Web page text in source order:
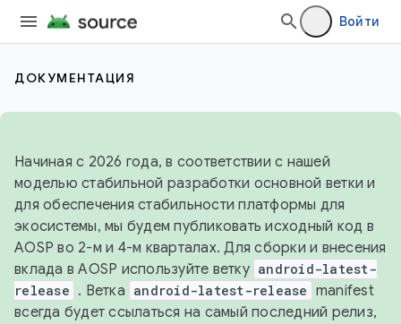
Войти
ДОКУМЕНТАЦИЯ
Начиная с 2026 года, в соответствии с нашей
моделью стабильной разработки основной ветки и
для обеспечения стабильности платформы для
экосистемы, мы будем публиковать исходный код в
AOSP во 2-м и 4-м кварталах. Для сборки и внесения
вклада в AOSP используйте ветку android-latest-
release . Ветка android-latest-release manifest
всегда будет ссылаться на самый последний релиз,